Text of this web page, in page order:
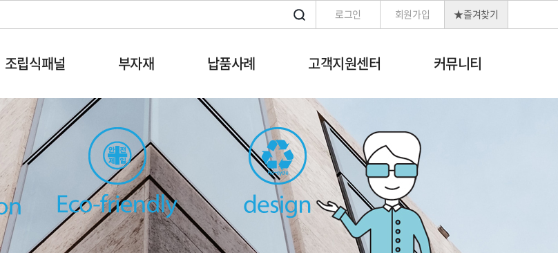
로그인 회원가입 ★즐겨찾기
조립식패널 부자재 납품사례 고객지원센터 커뮤니티